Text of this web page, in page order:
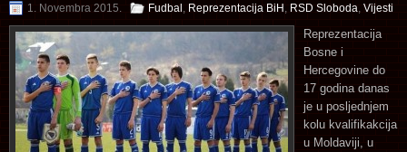
1. Novembra 2015. Fudbal Reprezentacija BiH RSD Sloboda Vijesti
Reprezentacija
Bosne i
Hercegovine do
17 godina danas
je u posljednjem
kolu kvalifikakcija
u Moldaviji, u